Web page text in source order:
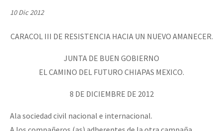
ETIQUETAS
MULTIMEDIA
Fotorreportaje
Semillero Guerra contra la Humanidad. (Las poblaciones y
10 Dic 2012
CARACOL III DE RESISTENCIA HACIA UN NUEVO AMANECER.
JUNTA DE BUEN GOBIERNO
EL CAMINO DEL FUTURO CHIAPAS MEXICO.
8 DE DICIEMBRE DE 2012
Ala sociedad civil nacional e internacional.